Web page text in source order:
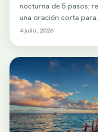
nocturna de 5 pasos:
una oración corta
4 julio, 2026